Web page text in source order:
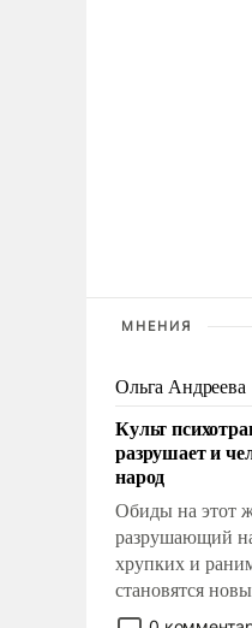
МНЕНИЯ
Ольга Андреева
Культ
разрушает и
народ
Обиды на этот
разрушающий
хрупких и
становятся
постепенно